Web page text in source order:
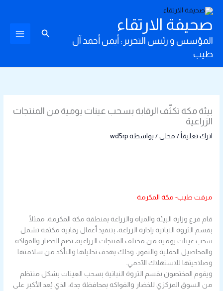
المحتوىصحيفة الارتقاء
المؤسس و رئيس التحرير : أيمن أحمد آل
طيب
البحث
‏بيئة مكة تكثّف الرقابة بسحب عينات يومية من المنتجات
الزراعية
اترك تعليقاً / محلى / بواسطة wd5rp
مرفت طيب- مكة المكرمة
‏قام فرع وزارة البيئة والمياه والزراعة بمنطقة مكة المكرمة، ممثلًا
بقسم الثروة النباتية بإدارة الزراعة، بتنفيذ أعمال رقابية مكثفة تشمل
سحب عينات يومية من مختلف المنتجات الزراعية، تضم الخضار والفواكه
والمحاصيل الحقلية والتمور، وذلك بهدف تحليلها والتأكد من سلامتها
وصلاحيتها للاستهلاك الآدمي.
‏ويقوم المختصون بقسم الثروة النباتية بسحب العينات بشكل منتظم
من السوق المركزي للخضار والفواكه بمحافظة جدة، الذي يُعد الأكبر على